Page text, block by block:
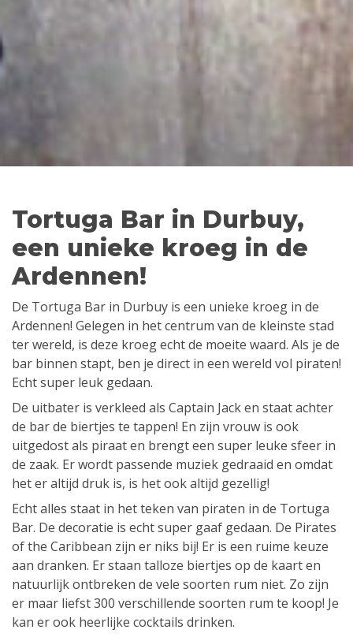
Tortuga Bar in Durbuy,
een unieke kroeg in de
Ardennen!
De Tortuga Bar in Durbuy is een unieke kroeg in de
Ardennen! Gelegen in het centrum van de kleinste stad
ter wereld, is deze kroeg echt de moeite waard. Als je de
bar binnen stapt, ben je direct in een wereld vol piraten!
Echt super leuk gedaan.
De uitbater is verkleed als Captain Jack en staat achter
de bar de biertjes te tappen! En zijn vrouw is ook
uitgedost als piraat en brengt een super leuke sfeer in
de zaak. Er wordt passende muziek gedraaid en omdat
het er altijd druk is, is het ook altijd gezellig!
Echt alles staat in het teken van piraten in de Tortuga
Bar. De decoratie is echt super gaaf gedaan. De Pirates
of the Caribbean zijn er niks bij! Er is een ruime keuze
aan dranken. Er staan talloze biertjes op de kaart en
natuurlijk ontbreken de vele soorten rum niet. Zo zijn
er maar liefst 300 verschillende soorten rum te koop! Je
kan er ook heerlijke cocktails drinken.